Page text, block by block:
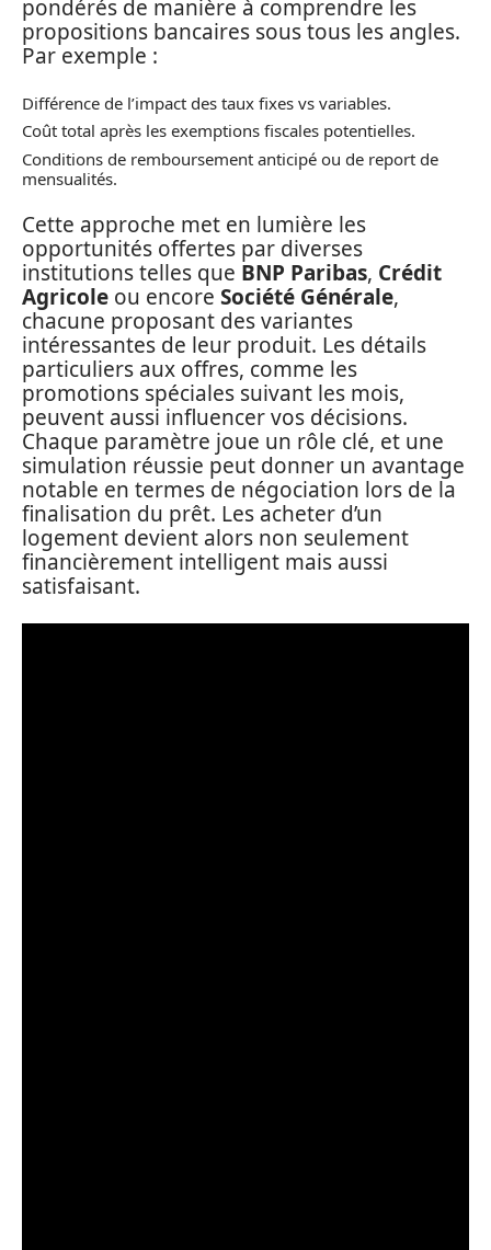
pondérés de manière à comprendre les
propositions bancaires sous tous les angles.
Par exemple :
Différence de l’impact des taux fixes vs variables.
Coût total après les exemptions fiscales potentielles.
Conditions de remboursement anticipé ou de report de
mensualités.
Cette approche met en lumière les
opportunités offertes par diverses
institutions telles que BNP Paribas, Crédit
Agricole ou encore Société Générale,
chacune proposant des variantes
intéressantes de leur produit. Les détails
particuliers aux offres, comme les
promotions spéciales suivant les mois,
peuvent aussi influencer vos décisions.
Chaque paramètre joue un rôle clé, et une
simulation réussie peut donner un avantage
notable en termes de négociation lors de la
finalisation du prêt. Les acheter d’un
logement devient alors non seulement
financièrement intelligent mais aussi
satisfaisant.